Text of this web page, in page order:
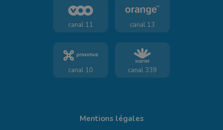
canal 11 canal 13
canal 10 canal 339
Mentions légales